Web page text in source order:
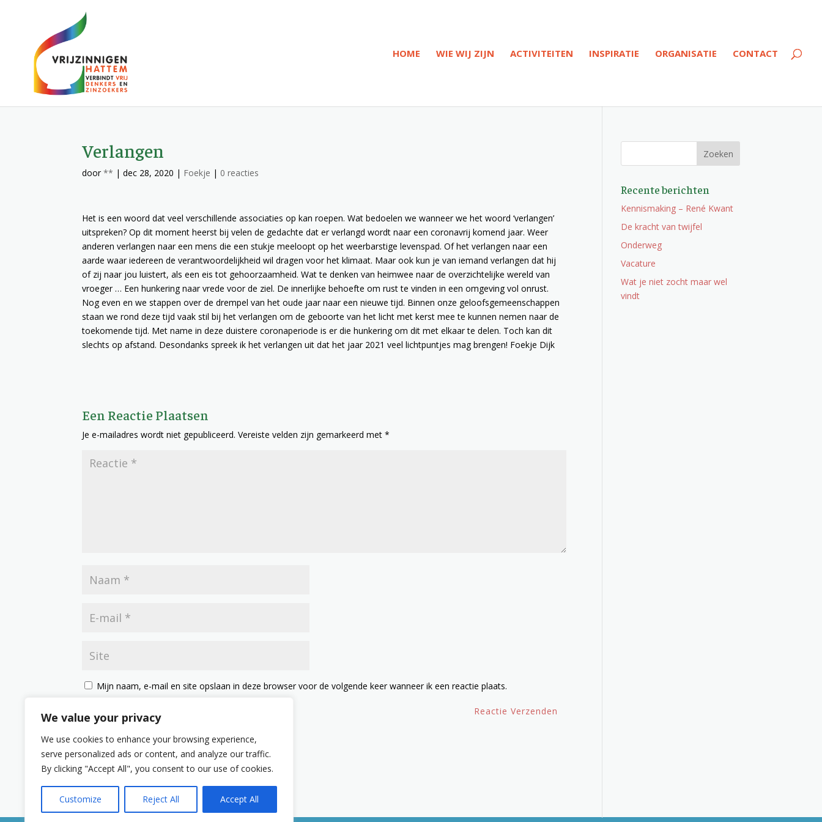
We value your privacy
We use cookies to enhance your browsing experience,
serve personalized ads or content, and analyze our traffic.
By clicking "Accept All", you consent to our use of cookies.
Customize Reject All Accept All
HOME WIE WIJ ZIJN ACTIVITEITEN INSPIRATIE ORGANISATIE CONTACT
Verlangen
door** |dec 28, 2020 | Foekje | 0 reacties
Het is een woord dat veel verschillende associaties op kan roepen. Wat bedoelen we wanneer we het woord ‘verlangen’
uitspreken? Op dit moment heerst bij velen de gedachte dat er verlangd wordt naar een coronavrij komend jaar. Weer
anderen verlangen naar een mens die een stukje meeloopt op het weerbarstige levenspad. Of het verlangen naar een
aarde waar iedereen de verantwoordelijkheid wil dragen voor het klimaat. Maar ook kun je van iemand verlangen dat hij
of zij naar jou luistert, als een eis tot gehoorzaamheid. Wat te denken van heimwee naar de overzichtelijke wereld van
vroeger … Een hunkering naar vrede voor de ziel. De innerlijke behoefte om rust te vinden in een omgeving vol onrust.
Nog even en we stappen over de drempel van het oude jaar naar een nieuwe tijd. Binnen onze geloofsgemeenschappen
staan we rond deze tijd vaak stil bij het verlangen om de geboorte van het licht met kerst mee te kunnen nemen naar de
toekomende tijd. Met name in deze duistere coronaperiode is er die hunkering om dit met elkaar te delen. Toch kan dit
slechts op afstand. Desondanks spreek ik het verlangen uit dat het jaar 2021 veel lichtpuntjes mag brengen! Foekje Dijk
Een Reactie Plaatsen
Je e-mailadres wordt niet gepubliceerd. Vereiste velden zijn gemarkeerd met*
Mijn naam, e-mail en site opslaan in deze browser voor de volgende keer wanneer ik een reactie plaats.
Recente berichten
Kennismaking – René Kwant
De kracht van twijfel
Onderweg
Vacature
Wat je niet zocht maar wel
vindt